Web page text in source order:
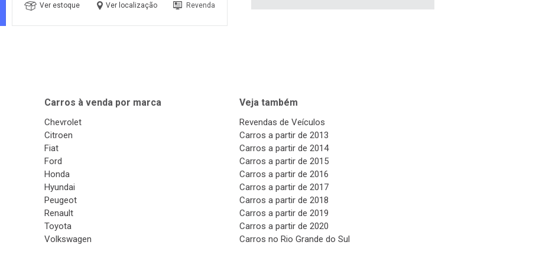
Ver estoque Ver localização Revenda
Carros à venda por marca
Chevrolet
Citroen
Fiat
Ford
Honda
Hyundai
Peugeot
Renault
Toyota
Volkswagen
Veja também
Revendas de Veículos
Carros a partir de 2013
Carros a partir de 2014
Carros a partir de 2015
Carros a partir de 2016
Carros a partir de 2017
Carros a partir de 2018
Carros a partir de 2019
Carros a partir de 2020
Carros no Rio Grande do Sul